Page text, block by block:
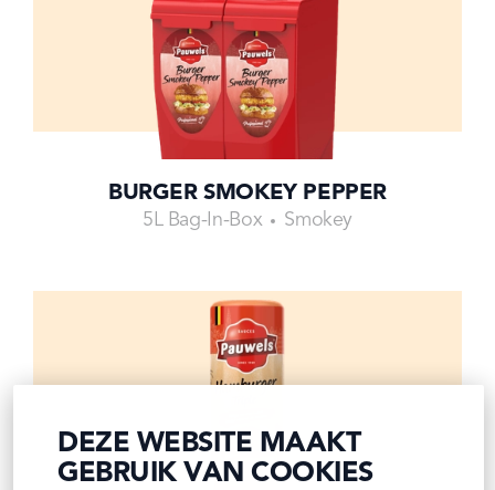
BURGER SMOKEY PEPPER
5L Bag-In-Box Smokey
DEZE WEBSITE MAAKT
GEBRUIK VAN COOKIES